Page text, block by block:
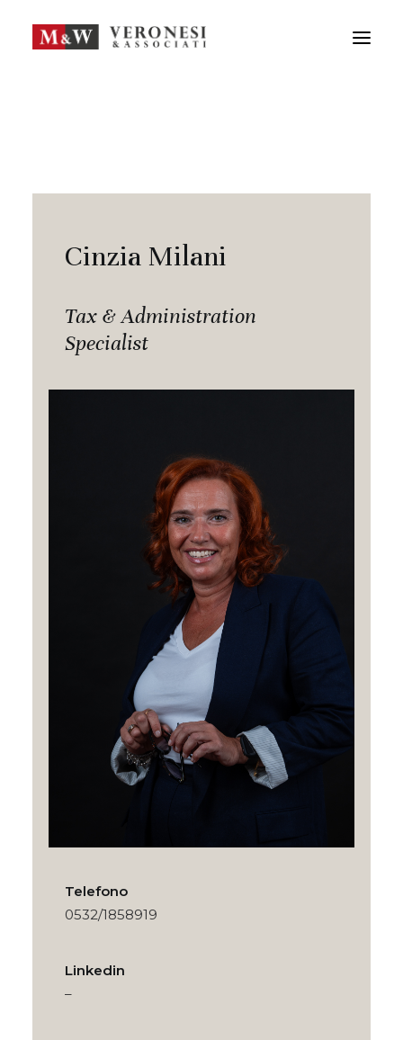
M&W STUDIO
ENG
Cinzia Milani
Tax & Administration
Specialist
Telefono
0532/1858919
Linkedin
–